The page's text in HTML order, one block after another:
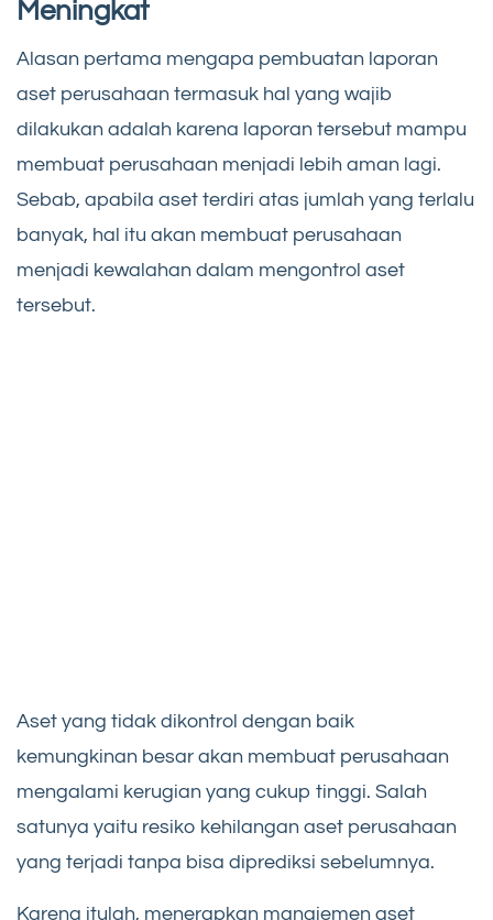
Meningkat
Alasan pertama mengapa pembuatan laporan
aset perusahaan termasuk hal yang wajib
dilakukan adalah karena laporan tersebut mampu
membuat perusahaan menjadi lebih aman lagi.
Sebab, apabila aset terdiri atas jumlah yang terlalu
banyak, hal itu akan membuat perusahaan
menjadi kewalahan dalam mengontrol aset
tersebut.
Aset yang tidak dikontrol dengan baik
kemungkinan besar akan membuat perusahaan
mengalami kerugian yang cukup tinggi. Salah
satunya yaitu resiko kehilangan aset perusahaan
yang terjadi tanpa bisa diprediksi sebelumnya.
Karena itulah, menerapkan manajemen aset